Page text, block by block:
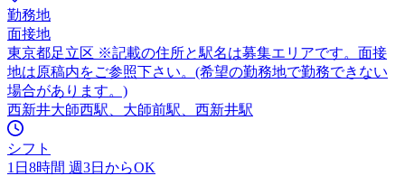
勤務地
面接地
東京都足立区 ※記載の住所と駅名は募集エリアです。面接
地は原稿内をご参照下さい。(希望の勤務地で勤務できない
場合があります。)
西新井大師西駅、大師前駅、西新井駅
シフト
1日8時間 週3日からOK